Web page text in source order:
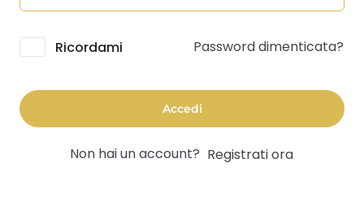
Alternative:
Ricordami Password dimenticata?
Accedi
Non hai un account? Registrati ora